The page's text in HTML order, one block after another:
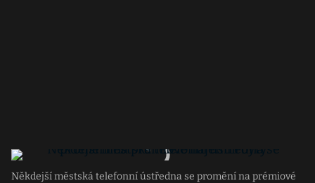
Někdejší městská telefonní ústředna se promění na prémiové